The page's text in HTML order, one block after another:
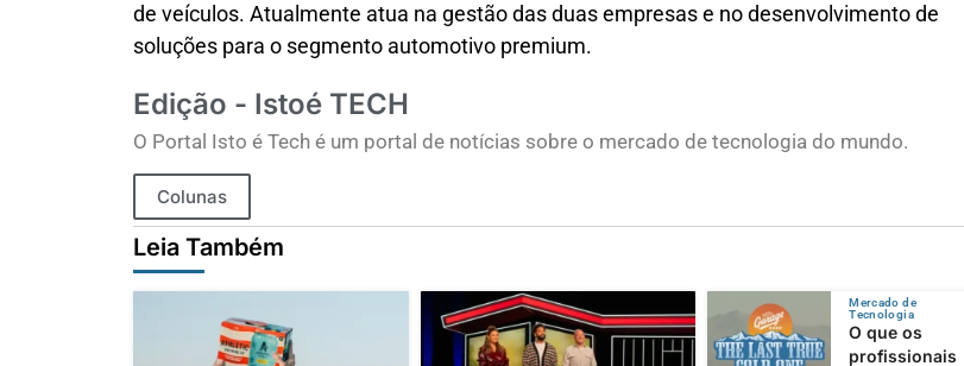
de veículos. Atualmente atua na gestão das duas empresas e no desenvolvimento de
soluções para o segmento automotivo premium.
Edição - Istoé TECH
O Portal Isto é Tech é um portal de notícias sobre o mercado de tecnologia do mundo.
Colunas
Leia Também
Mercado de
Tecnologia
O que os
profissionais